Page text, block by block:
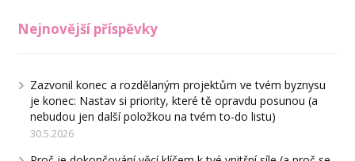
Nejnovější příspěvky
Zazvonil konec a rozdělaným projektům ve tvém byznysu
je konec: Nastav si priority, které tě opravdu posunou (a
nebudou jen další položkou na tvém to-do listu)
30.5.2026